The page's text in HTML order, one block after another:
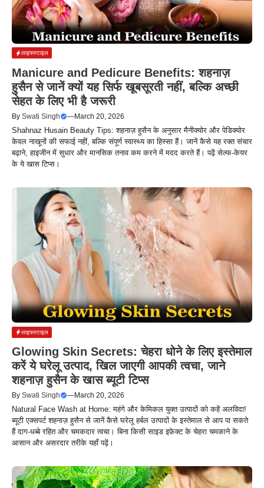
लाइफस्टाइल
Manicure and Pedicure Benefits: शहनाज़
हुसैन से जानें क्यों यह सिर्फ खूबसूरती नहीं, बल्कि अच्छी
सेहत के लिए भी है जरूरी
By Swati Singh —March 20, 2026
Shahnaz Husain Beauty Tips: शहनाज़ हुसैन के अनुसार मैनीक्योर और पेडिक्योर
केवल नाखूनों की सफाई नहीं, बल्कि संपूर्ण स्वास्थ्य का हिस्सा हैं। जानें कैसे यह रक्त संचार
बढ़ाने, हाइजीन में सुधार और मानसिक तनाव कम करने में मदद करते हैं। पढ़ें सेल्फ-केयर
के ये खास टिप्स।
लाइफस्टाइल
Glowing Skin Secrets: चेहरा धोने के लिए इस्तेमाल
करें ये घरेलू उत्पाद, खिल जाएगी आपकी त्वचा, जाने
शहनाज़ हुसैन के खास ब्यूटी टिप्स
By Swati Singh —March 20, 2026
Natural Face Wash at Home: महंगे और केमिकल युक्त उत्पादों को कहें अलविदा!
ब्यूटी एक्सपर्ट शहनाज़ हुसैन से जानें कैसे घरेलू हर्बल उत्पादों के इस्तेमाल से आप पा सकते
हैं दाग-धब्बे रहित और चमकदार त्वचा। बिना किसी साइड इफ़ेक्ट के चेहरा चमकाने के
आसान और असरदार तरीके यहाँ पढ़ें।